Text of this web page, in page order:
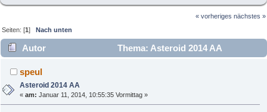
« vorheriges nächstes »
Seiten: [1]Nach unten
Autor
Thema: Asteroid 2014 AA
(Gelesen 2955 mal)
speul
Asteroid 2014 AA
«am: Januar 11, 2014, 10:55:35 Vormittag »